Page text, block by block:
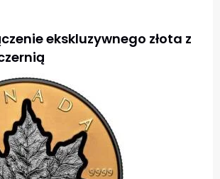
ekskluzywnego złota z